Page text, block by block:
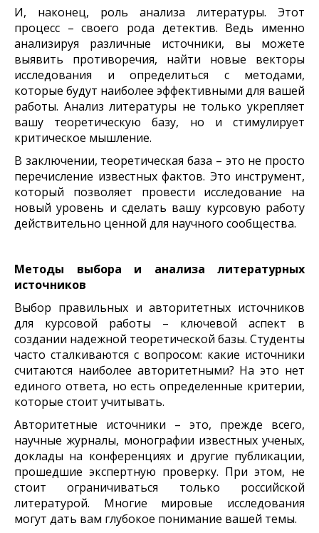
И, наконец, роль анализа литературы. Этот
процесс – своего рода детектив. Ведь именно
анализируя различные источники, вы можете
выявить противоречия, найти новые векторы
исследования и определиться с методами,
которые будут наиболее эффективными для вашей
работы. Анализ литературы не только укрепляет
вашу теоретическую базу, но и стимулирует
критическое мышление.
В заключении, теоретическая база – это не просто
перечисление известных фактов. Это инструмент,
который позволяет провести исследование на
новый уровень и сделать вашу курсовую работу
действительно ценной для научного сообщества.
Методы выбора и анализа литературных
источников
Выбор правильных и авторитетных источников
для курсовой работы – ключевой аспект в
создании надежной теоретической базы. Студенты
часто сталкиваются с вопросом: какие источники
считаются наиболее авторитетными? На это нет
единого ответа, но есть определенные критерии,
которые стоит учитывать.
Авторитетные источники – это, прежде всего,
научные журналы, монографии известных ученых,
доклады на конференциях и другие публикации,
прошедшие экспертную проверку. При этом, не
стоит ограничиваться только российской
литературой. Многие мировые исследования
могут дать вам глубокое понимание вашей темы.